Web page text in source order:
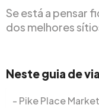
Se está a pensar
dos melhores
Neste guia de
Pike Place Market